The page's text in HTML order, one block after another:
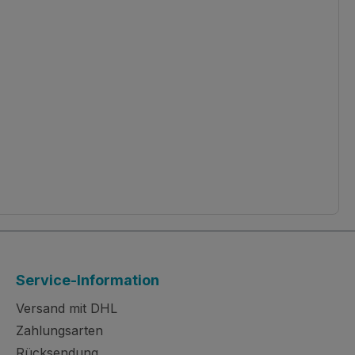
Service-Information
Versand mit DHL
Zahlungsarten